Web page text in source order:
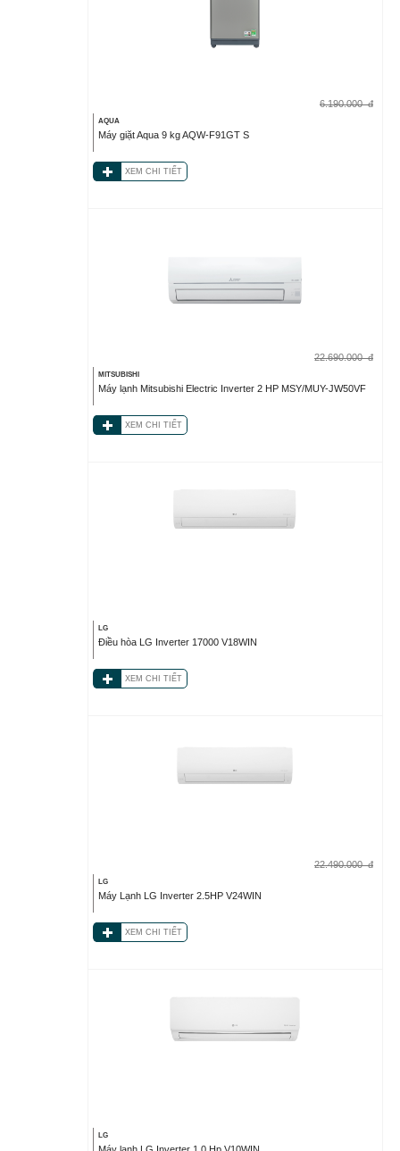
6.190.000 đ
AQUA
Máy giặt Aqua 9 kg AQW-F91GT S
XEM CHI TIẾT
22.690.000 đ
MITSUBISHI
Máy lạnh Mitsubishi Electric Inverter 2 HP MSY/MUY-JW50VF
XEM CHI TIẾT
LG
Điều hòa LG Inverter 17000 V18WIN
XEM CHI TIẾT
22.490.000 đ
LG
Máy Lạnh LG Inverter 2.5HP V24WIN
XEM CHI TIẾT
LG